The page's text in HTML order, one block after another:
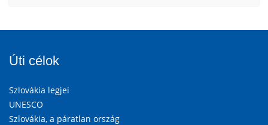
Úti célok
Szlovákia legjei
UNESCO
Szlovákia, a páratlan ország